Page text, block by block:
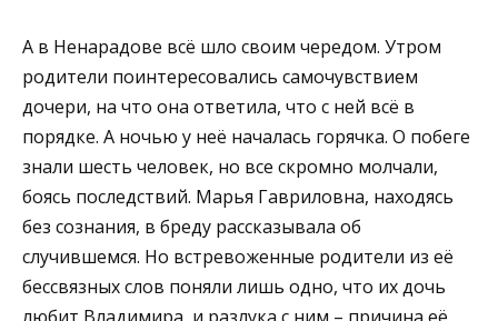
А в Ненарадове всё шло своим чередом. Утром
родители поинтересовались самочувствием
дочери, на что она ответила, что с ней всё в
порядке. А ночью у неё началась горячка. О побеге
знали шесть человек, но все скромно молчали,
боясь последствий. Марья Гавриловна, находясь
без сознания, в бреду рассказывала об
случившемся. Но встревоженные родители из её
бессвязных слов поняли лишь одно, что их дочь